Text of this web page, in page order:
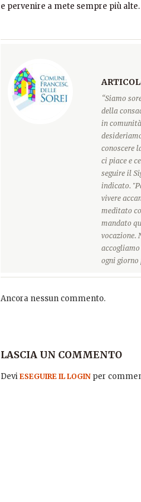
e pervenire a mete sempre più alte.
“Siamo
della
in
conoscere
ci piace e
seguire il
indicato.
vivere
meditato
mandato
vocazione.
ogni giorno
Ancora nessun commento.
LASCIA UN COMMENTO
Devi ESEGUIRE IL LOGIN per